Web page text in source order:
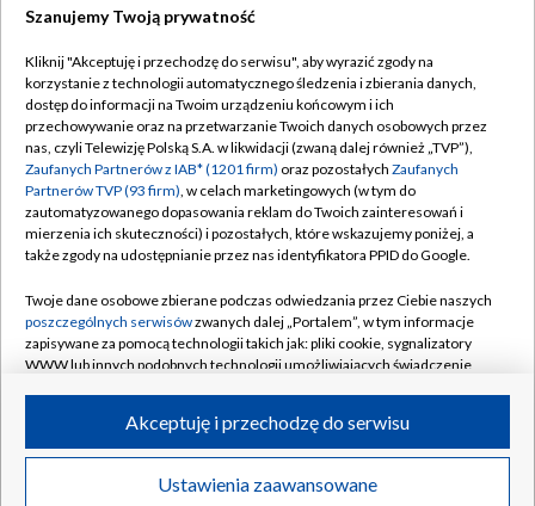
TVP
Abonament TVP
Emisja w TVP
Centrum informacji TVP
Naziemna Telewizja Cyfrowa
Rada Programowa
System NOS
Informacje o nadawcy
Program dla prasy
Regulamin TVP
Polityka prywatności
Moje zgody
Pomoc
Kontakt
Kanały
©2026 Telewizja Polska S.A. w likwidacji
Szanujemy Twoją prywatność
Kliknij "Akceptuję i przechodzę do serwisu", aby wyrazić zgody na
korzystanie z technologii automatycznego śledzenia i zbierania danych,
dostęp do informacji na Twoim urządzeniu końcowym i ich
przechowywanie oraz na przetwarzanie Twoich danych osobowych przez
nas, czyli Telewizję Polską S.A. w likwidacji (zwaną dalej również „TVP”),
Zaufanych Partnerów z IAB* (1201 firm) oraz pozostałych Zaufanych
Partnerów TVP (93 firm), w celach marketingowych (w tym do
zautomatyzowanego dopasowania reklam do Twoich zainteresowań i
mierzenia ich skuteczności) i pozostałych, które wskazujemy poniżej, a
także zgody na udostępnianie przez nas identyfikatora PPID do Google.
Twoje dane osobowe zbierane podczas odwiedzania przez Ciebie naszych
poszczególnych serwisówzwanych dalej „Portalem”, w tym informacje
zapisywane za pomocą technologii takich jak: pliki cookie, sygnalizatory
WWW lub innych podobnych technologii umożliwiających świadczenie
ruchu w Internecie.
Twoje dane osobowe zbierane podczas odwiedzania przez Ciebie
poszczególnych serwisówna Portalu, takie jak adresy IP, identyfikatory
Ustawienia zaawansowane
Akceptuję i przechodzę do serwisu